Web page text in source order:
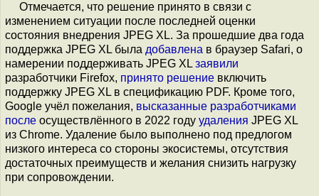
Отмечается, что решение принято в связи с
изменением ситуации после последней оценки
состояния внедрения JPEG XL. За прошедшие два года
поддержка JPEG XL была добавлена в браузер Safari, о
намерении поддерживать JPEG XL заявили
разработчики Firefox, принято решение включить
поддержку JPEG XL в спецификацию PDF. Кроме того,
Google учёл пожелания, высказанные разработчиками
после осуществлённого в 2022 году удаления JPEG XL
из Chrome. Удаление было выполнено под предлогом
низкого интереса со стороны экосистемы, отсутствия
достаточных преимуществ и желания снизить нагрузку
при сопровождении.